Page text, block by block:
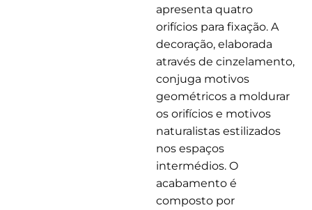
apresenta quatro
orifícios para fixação. A
decoração, elaborada
através de cinzelamento,
conjuga motivos
geométricos a moldurar
os orifícios e motivos
naturalistas estilizados
nos espaços
intermédios. O
acabamento é
composto por